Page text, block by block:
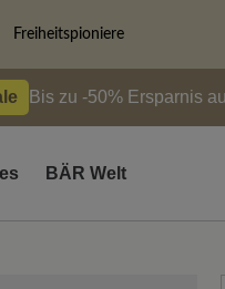
Freiheitspioniere
Bis zu -50% Ersparnis
BÄR Welt